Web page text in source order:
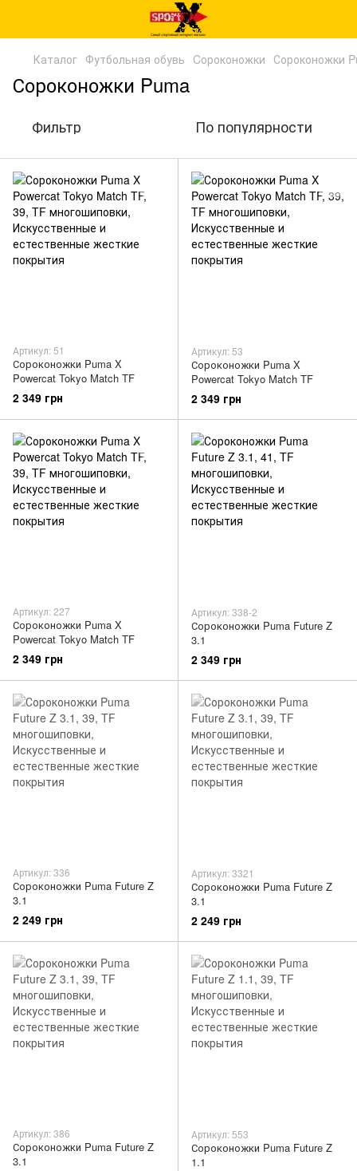
Каталог Футбольная обувь Cороконожки Сороконожки
Сороконожки Puma
Фильтр По популярности
Артикул: 51
Сороконожки Puma X
Powercat Tokyo Match TF
2 349 грн
Артикул: 53
Сороконожки Puma X
Powercat Tokyo Match TF
2 349 грн
Артикул: 227
Сороконожки Puma X
Powercat Tokyo Match TF
2 349 грн
Артикул: 338-2
Сороконожки Puma Future Z
3.1
2 349 грн
Артикул: 336
Сороконожки Puma Future Z
3.1
2 249 грн
Артикул: 3321
Сороконожки Puma Future Z
3.1
2 249 грн
Артикул: 386
Сороконожки Puma Future Z
3.1
Артикул: 553
Сороконожки Puma Future Z
1.1